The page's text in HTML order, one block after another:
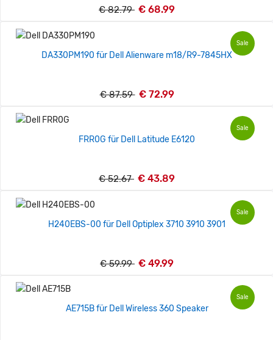
€ 82.79 € 68.99
Sale
DA330PM190 für Dell Alienware m18/R9-7845HX
€ 87.59 € 72.99
Sale
FRR0G für Dell Latitude E6120
€ 52.67 € 43.89
Sale
H240EBS-00 für Dell Optiplex 3710 3910 3901
€ 59.99 € 49.99
Sale
AE715B für Dell Wireless 360 Speaker